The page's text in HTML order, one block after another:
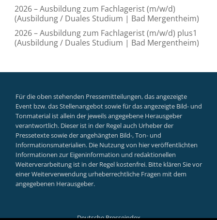
2026 – Ausbildung zum Fachlagerist (m/w/d)
(Ausbildung / Duales Studium | Bad Mergentheim)
2026 – Ausbildung zum Fachlagerist (m/w/d) plus1
(Ausbildung / Duales Studium | Bad Mergentheim)
Für die oben stehenden Pressemitteilungen, das angezeigte
Event bzw. das Stellenangebot sowie für das angezeigte Bild- und
Tonmaterial ist allein der jeweils angegebene Herausgeber
verantwortlich. Dieser ist in der Regel auch Urheber der
Pressetexte sowie der angehängten Bild-, Ton- und
Informationsmaterialien. Die Nutzung von hier veröffentlichten
Informationen zur Eigeninformation und redaktionellen
Weiterverarbeitung ist in der Regel kostenfrei. Bitte klären Sie vor
einer Weiterverwendung urheberrechtliche Fragen mit dem
angegebenen Herausgeber.
Deutsche Presseindex